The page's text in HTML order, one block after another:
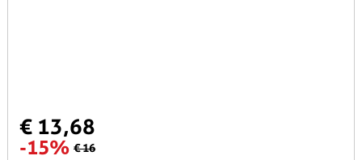
€ 13,68
-15% € 16